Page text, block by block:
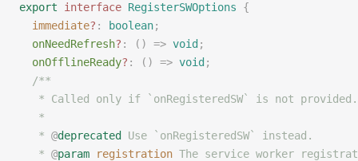
export interface RegisterSWOptions {
  immediate
? : boolean;
  onNeedRefresh
? : () => void ;
  onOfflineReady
? : () => void ;
  /**
   * Called only if `onRegisteredSW` is not provided.
   *
   *
@deprecated
Use `onRegisteredSW` instead.
   *
@param registration The service worker